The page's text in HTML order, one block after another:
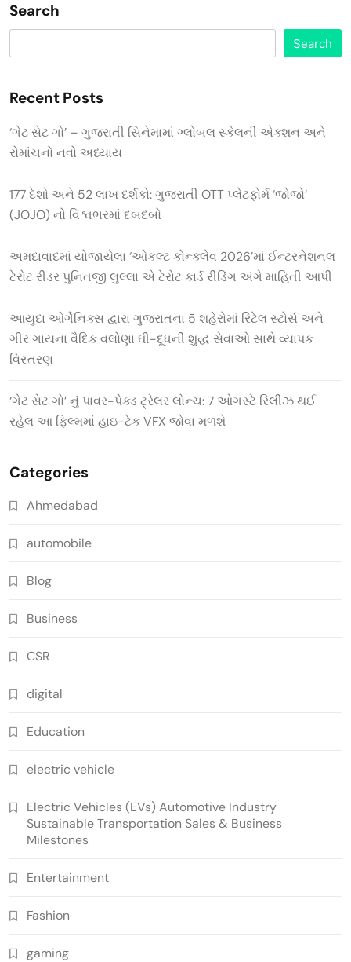
Search
Search
Recent Posts
‘ગેટ સેટ ગો’ – ગુજરાતી સિનેમામાં ગ્લોબલ સ્કેલની એક્શન અને
રોમાંચનો નવો અધ્યાય
177 દેશો અને 52 લાખ દર્શકો: ગુજરાતી OTT પ્લેટફોર્મ ‘જોજો’
(JOJO) નો વિશ્વભરમાં દબદબો
અમદાવાદમાં યોજાયેલા ‘ઓકલ્ટ કોન્ક્લેવ 2026’માં ઈન્ટરનેશનલ
ટેરોટ રીડર પુનિતજી લુલ્લા એ ટેરોટ કાર્ડ રીડિંગ અંગે માહિતી આપી
આયુદા ઓર્ગેનિક્સ દ્વારા ગુજરાતના 5 શહેરોમાં રિટેલ સ્ટોર્સ અને
ગીર ગાયના વૈદિક વલોણા ઘી-દૂધની શુદ્ધ સેવાઓ સાથે વ્યાપક
વિસ્તરણ
‘ગેટ સેટ ગો’ નું પાવર-પેક્ડ ટ્રેલર લોન્ચ: 7 ઓગસ્ટે રિલીઝ થઈ
રહેલ આ ફિલ્મમાં હાઇ-ટેક VFX જોવા મળશે
Categories
Ahmedabad
automobile
Blog
Business
CSR
digital
Education
electric vehicle
Electric Vehicles (EVs) Automotive Industry
Sustainable Transportation Sales & Business
Milestones
Entertainment
Fashion
gaming